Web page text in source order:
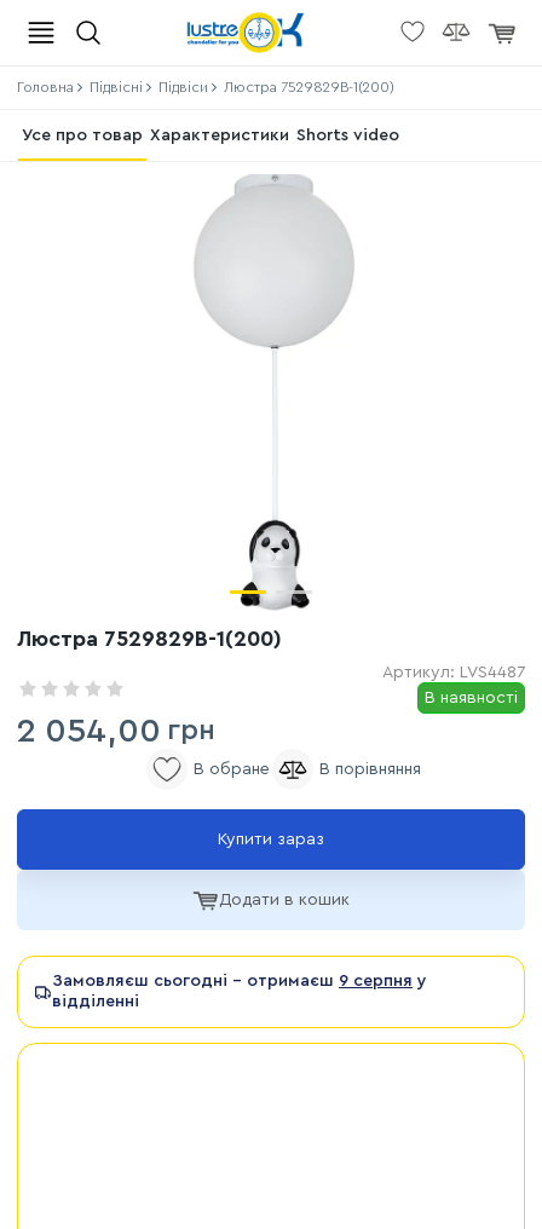
Головна Підвісні Підвіси Люстра 7529829B-1(200)
Усе про товар Характеристики Shorts video
Люстра 7529829B-1(200)
Артикул: LVS4487
В наявності
2 054,00 грн
Додати в кошик
Замовляєш сьогодні - отримаєш 9 серпня у
відділенні
Купити зараз